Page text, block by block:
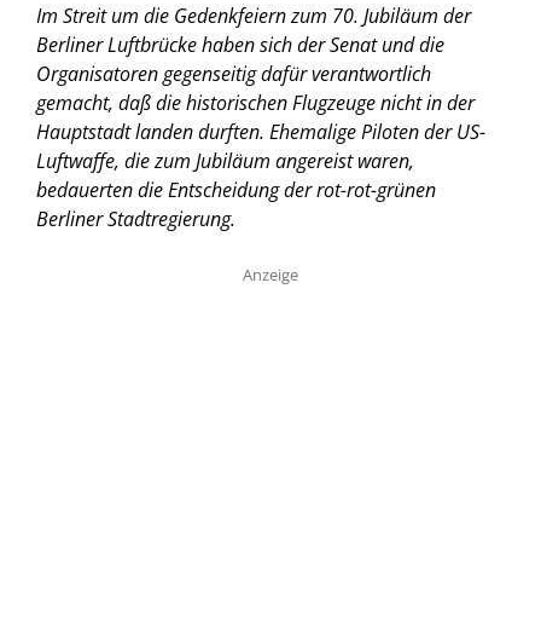
Im Streit um die Gedenkfeiern zum 70. Jubiläum der
Berliner Luftbrücke haben sich der Senat und die
Organisatoren gegenseitig dafür verantwortlich
gemacht, daß die historischen Flugzeuge nicht in der
Hauptstadt landen durften. Ehemalige Piloten der US-
Luftwaffe, die zum Jubiläum angereist waren,
bedauerten die Entscheidung der rot-rot-grünen
Berliner Stadtregierung.
Anzeige